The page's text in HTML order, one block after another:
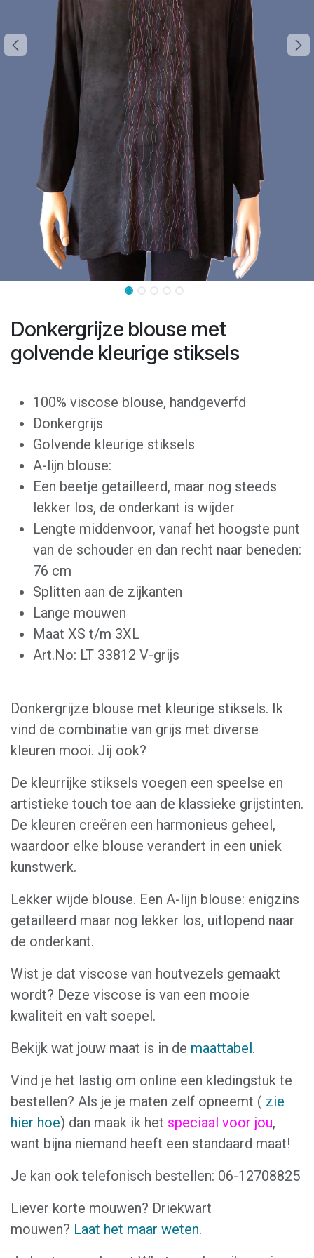
Donkergrijze blouse met
golvende kleurige stiksels
100% viscose blouse, handgeverfd
Donkergrijs
Golvende kleurige stiksels
A-lijn blouse:
Een beetje getailleerd, maar nog steeds
lekker los, de onderkant is wijder
Lengte middenvoor, vanaf het hoogste punt
van de schouder en dan recht naar beneden:
76 cm
Splitten aan de zijkanten
Lange mouwen
Maat XS t/m 3XL
Art.No: LT 33812 V-grijs
Donkergrijze blouse met kleurige stiksels. Ik
vind de combinatie van grijs met diverse
kleuren mooi. Jij ook?
De kleurrijke stiksels voegen een speelse en
artistieke touch toe aan de klassieke grijstinten.
De kleuren creëren een harmonieus geheel,
waardoor elke blouse verandert in een uniek
kunstwerk.
Lekker wijde blouse. Een A-lijn blouse: enigzins
getailleerd maar nog lekker los, uitlopend naar
de onderkant.
Wist je dat viscose van houtvezels gemaakt
wordt? Deze viscose is van een mooie
kwaliteit en valt soepel.
Bekijk wat jouw maat is in de maattabel.
Vind je het lastig om online een kledingstuk te
bestellen? Als je je maten zelf opneemt ( zie
hier hoe) dan maak ik het speciaal voor jou,
want bijna niemand heeft een standaard maat!
Je kan ook telefonisch bestellen: 06-12708825
Liever korte mouwen? Driekwart
mouwen? Laat het maar weten.